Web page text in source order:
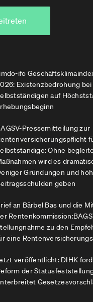
ifo
Existenzbedrohung bei
auf
Pressemitteilung zur
Ohne
wird es
Gründungen und
geben
an Bärbel Bas und die
zu den
eine
veröffentlicht: DIHK
der